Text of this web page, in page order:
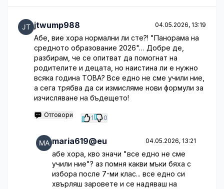
jtwump988 04.05.2026, 13:19
Абе, вие хора нормални ли сте?! "Панорама на
средното образование 2026"… Добре де,
разбирам, че се опитват да помогнат на
родителите и децата, но наистина ли е нужно
всяка година ТОВА? Все едно не сме учили ние,
а сега трябва да си измисляме нови формули за
изчисляване на бъдещето!
Отговори 1 0
maria619@eu 04.05.2026, 13:21
абе хора, кво значи "все едно не сме
учили ние"? аз помня какви мъки бяха с
избора после 7-ми клас... все едно си
хвърляш заровете и се надяваш на